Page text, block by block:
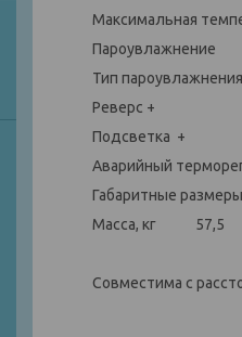
Максимальная
Тип
Реверс +
Подсветка +
Аварийный
Габаритные
Масса, кг 57,5
Совместима с